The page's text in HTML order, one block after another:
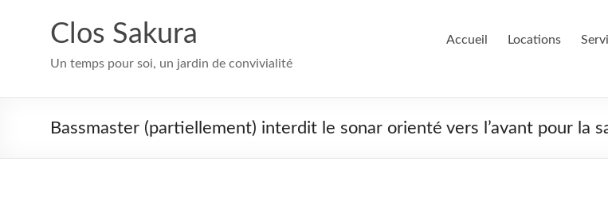
Clos Sakura
Un temps pour soi, un jardin de convivialité
Accueil Locations
Bassmaster (partiellement) interdit le sonar orienté vers l’avant pour la